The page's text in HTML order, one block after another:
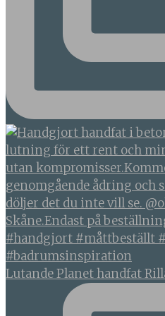
Lutande Planet handfat